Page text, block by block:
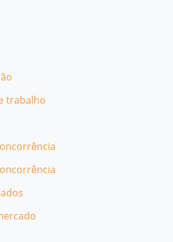
trabalho